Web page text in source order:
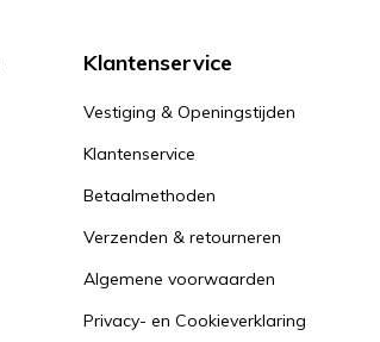
Klantenservice
Vestiging & Openingstijden
Klantenservice
Betaalmethoden
Verzenden & retourneren
Algemene voorwaarden
Privacy- en Cookieverklaring